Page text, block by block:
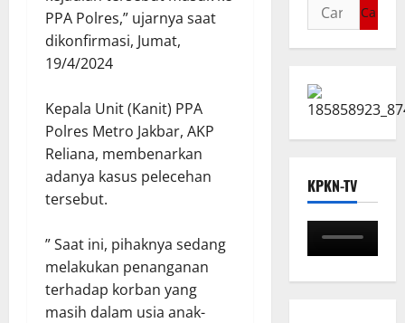
PPA Polres,” ujarnya saat
dikonfirmasi, Jumat,
19/4/2024
Kepala Unit (Kanit) PPA
Polres Metro Jakbar, AKP
Reliana, membenarkan
adanya kasus pelecehan
tersebut.
” Saat ini, pihaknya sedang
melakukan penanganan
terhadap korban yang
masih dalam usia anak-
KPKN-TV